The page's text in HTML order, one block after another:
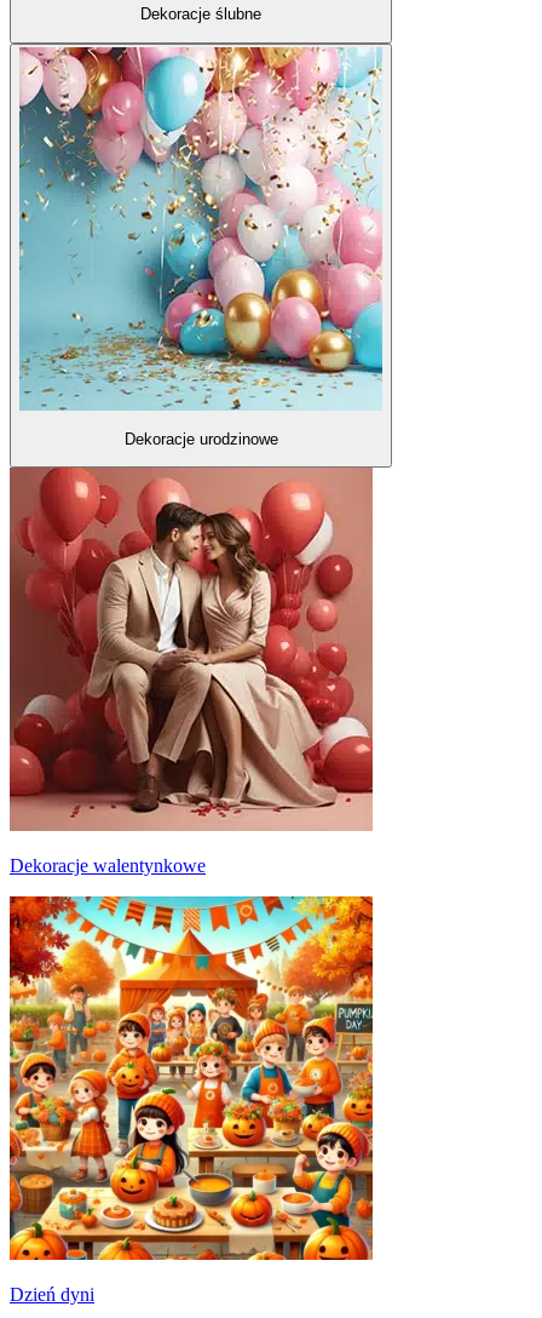
Dekoracje ślubne
Dekoracje urodzinowe
Dekoracje walentynkowe
Dzień dyni